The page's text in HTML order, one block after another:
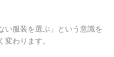
い服装を選ぶ」という意識を
わります。